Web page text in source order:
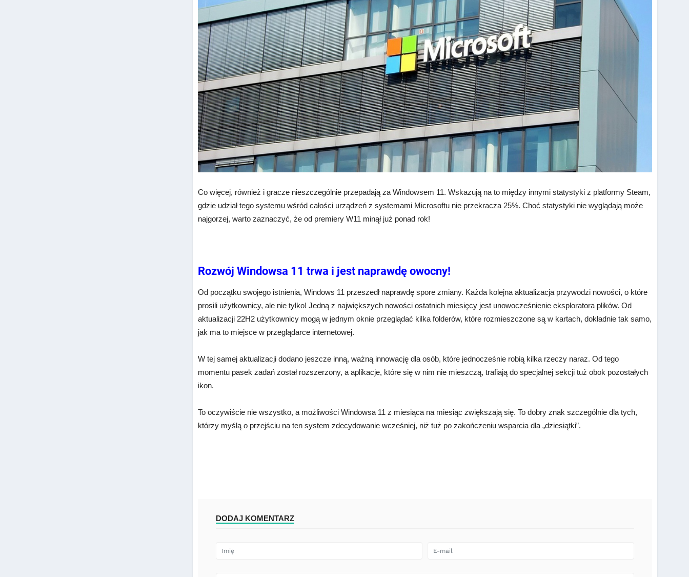
Co więcej, również i gracze nieszczególnie przepadają za Windowsem 11. Wskazują na to między innymi statystyki z platformy Steam,
gdzie udział tego systemu wśród całości urządzeń z systemami Microsoftu nie przekracza 25%. Choć statystyki nie wyglądają może
najgorzej, warto zaznaczyć, że od premiery W11 minął już ponad rok!
Rozwój Windowsa 11 trwa i jest naprawdę owocny!
Od początku swojego istnienia, Windows 11 przeszedł naprawdę spore zmiany. Każda kolejna aktualizacja przywodzi nowości, o które
prosili użytkownicy, ale nie tylko! Jedną z największych nowości ostatnich miesięcy jest unowocześnienie eksploratora plików. Od
aktualizacji 22H2 użytkownicy mogą w jednym oknie przeglądać kilka folderów, które rozmieszczone są w kartach, dokładnie tak samo,
jak ma to miejsce w przeglądarce internetowej.
W tej samej aktualizacji dodano jeszcze inną, ważną innowację dla osób, które jednocześnie robią kilka rzeczy naraz. Od tego
momentu pasek zadań został rozszerzony, a aplikacje, które się w nim nie mieszczą, trafiają do specjalnej sekcji tuż obok pozostałych
ikon.
To oczywiście nie wszystko, a możliwości Windowsa 11 z miesiąca na miesiąc zwiększają się. To dobry znak szczególnie dla tych,
którzy myślą o przejściu na ten system zdecydowanie wcześniej, niż tuż po zakończeniu wsparcia dla „dziesiątki”.
DODAJ KOMENTARZ